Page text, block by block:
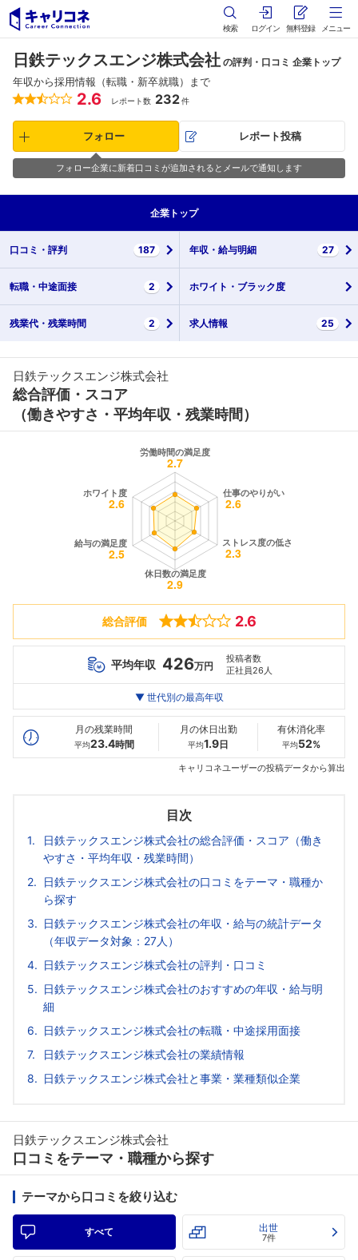
検索 ログイン 無料登録 メニュー
日鉄テックスエンジ株式会社 の評判・口コミ 企業トップ
年収から採用情報（転職・新卒就職）まで
2.6 レポート数 232件
フォロー レポート投稿
フォロー企業に新着口コミが追加されるとメールで通知します
企業 トップ
口コミ・ 評判 187 年収・ 給与明細 27
転職・ 中途面接 2 ホワイト・ ブラック度
残業代・ 残業時間 2 求人情報 25
日鉄テックスエンジ株式会社
総合評価・スコア
（働きやすさ・平均年収・残業時間）
総合評価 2.6
平均年収 426万円
投稿者数
正社員26人
最高年収
20代
604万
30代
680万
584万
▼ 世代別の最高年収
月の残業時間
平均23.4時間
月の休日出勤
平均1.9日
有休消化率
平均52%
キャリコネユーザーの投稿データから算出
目次
日鉄テックスエンジ株式会社の総合評価・スコア（働き
やすさ・平均年収・残業時間）
日鉄テックスエンジ株式会社の口コミをテーマ・職種か
ら探す
日鉄テックスエンジ株式会社の年収・給与の統計データ
（年収データ対象：27人）
日鉄テックスエンジ株式会社の評判・口コミ
日鉄テックスエンジ株式会社のおすすめの年収・給与明
細
日鉄テックスエンジ株式会社の転職・中途採用面接
日鉄テックスエンジ株式会社の業績情報
日鉄テックスエンジ株式会社と事業・業種類似企業
日鉄テックスエンジ株式会社
口コミをテーマ・職種から探す
テーマから口コミを絞り込む
すべて 出世
7件